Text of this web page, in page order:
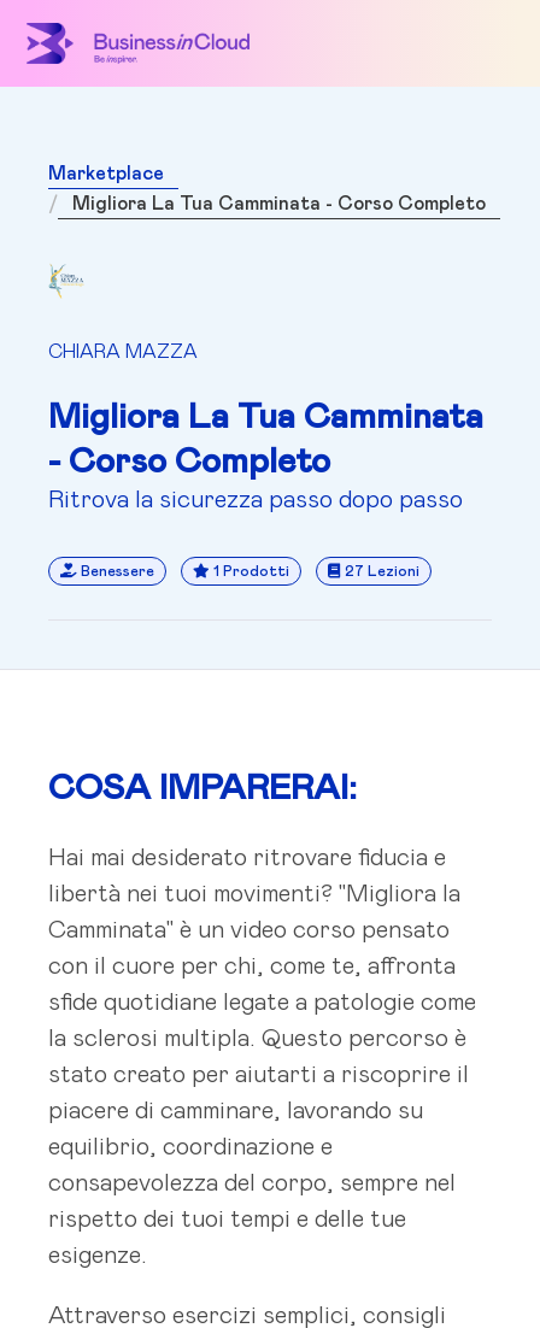
Marketplace
Migliora La Tua Camminata - Corso Completo
CHIARA MAZZA
Migliora La Tua Camminata
- Corso Completo
Ritrova la sicurezza passo dopo passo
Benessere 1 Prodotti 27 Lezioni
COSA IMPARERAI:
Hai mai desiderato ritrovare fiducia e
libertà nei tuoi movimenti? "Migliora la
Camminata" è un video corso pensato
con il cuore per chi, come te, affronta
sfide quotidiane legate a patologie come
la sclerosi multipla. Questo percorso è
stato creato per aiutarti a riscoprire il
piacere di camminare, lavorando su
equilibrio, coordinazione e
consapevolezza del corpo, sempre nel
rispetto dei tuoi tempi e delle tue
esigenze.
Attraverso esercizi semplici, consigli